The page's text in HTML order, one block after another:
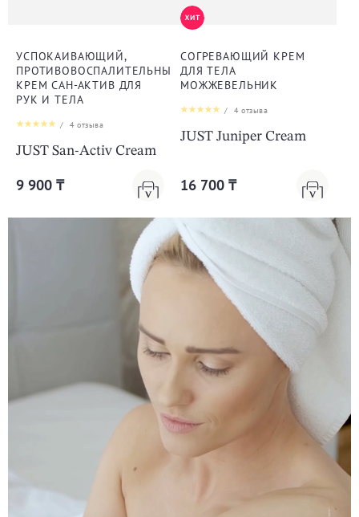
УСПОКАИВАЮЩИЙ,
ПРОТИВОВОСПАЛИТЕЛЬНЫЙ
КРЕМ САН-АКТИВ ДЛЯ
РУК И ТЕЛА
/ 4отзыва
JUST San-Activ Cream
9 900 ₸
СОГРЕВАЮЩИЙ КРЕМ
ДЛЯ ТЕЛА
МОЖЖЕВЕЛЬНИК
/ 4отзыва
JUST Juniper Cream
16 700 ₸